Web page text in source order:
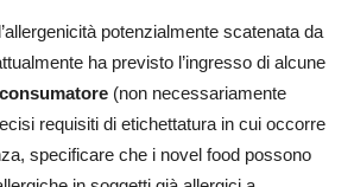
potenzialmente scatenata da
ha previsto l’ingresso di alcune
(non necessariamente
requisiti di etichettatura in cui occorre
specificare che i novel food possono